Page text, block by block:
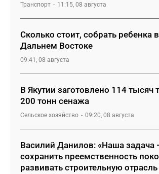
Транспорт 11:15, 08 августа
Сколько стоит, собрать ребенка
Дальнем Востоке
09:41, 08 августа
В Якутии заготовлено 114 тысяч
200 тонн сенажа
Сельское хозяйство 09:20, 08 августа
Василий Данилов: «Наша задача
сохранить преемственность
развивать строительную отрасль